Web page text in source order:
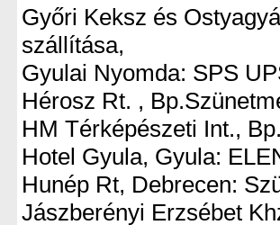
Győri Keksz és
szállítása,
Gyulai Nyomda: SPS
Hérosz Rt. ,
HM Térképészeti Int.,
Hotel Gyula, Gyula:
Hunép Rt, Debrecen:
Jászberényi Erzsébet